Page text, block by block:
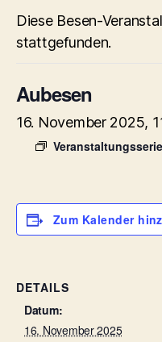
Diese Besen-
stattgefunden.
Aubesen
16. November 2025,
Veranstaltungsserie
Zum Kalender
DETAILS
Datum:
16. November 2025